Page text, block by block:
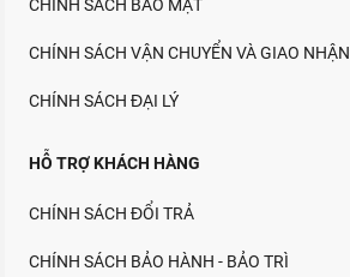
CHÍNH SÁCH BẢO MẬT
CHÍNH SÁCH VẬN CHUYỂN VÀ GIAO NHẬN
CHÍNH SÁCH ĐẠI LÝ
HỖ TRỢ KHÁCH HÀNG
CHÍNH SÁCH ĐỔI TRẢ
CHÍNH SÁCH BẢO HÀNH - BẢO TRÌ